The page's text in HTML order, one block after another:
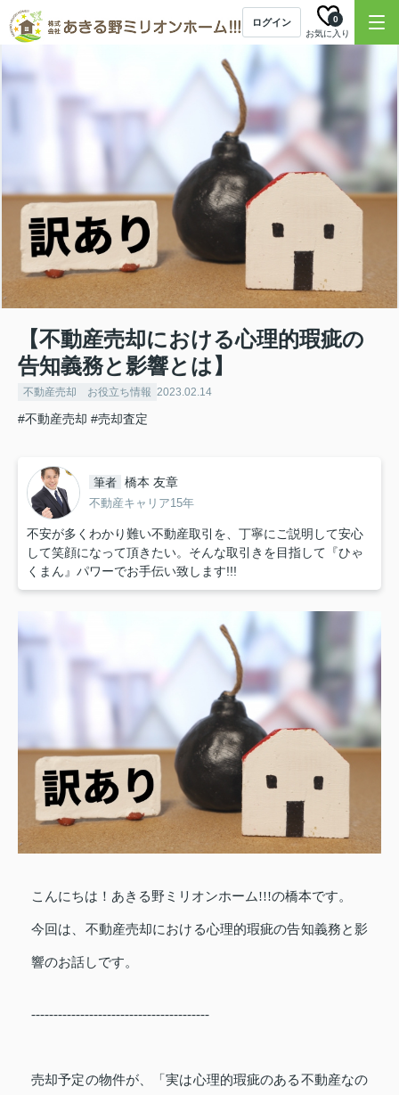
ログイン
お気に入り
0
【不動産売却における心理的瑕疵の
告知義務と影響とは】
不動産売却 お役立ち情報 2023.02.14
#不動産売却 #売却査定
筆者 橋本 友章
不動産キャリア15年
不安が多くわかり難い不動産取引を、丁寧にご説明して安心
して笑顔になって頂きたい。そんな取引きを目指して『ひゃ
くまん』パワーでお手伝い致します!!!
こんにちは！あきる野ミリオンホーム!!!の橋本です。
今回は、 不動産売却における心理的瑕疵の告知義務と影
響のお話しです。
----------------------------------------
売却予定の物件が、「実は心理的瑕疵のある不動産なの